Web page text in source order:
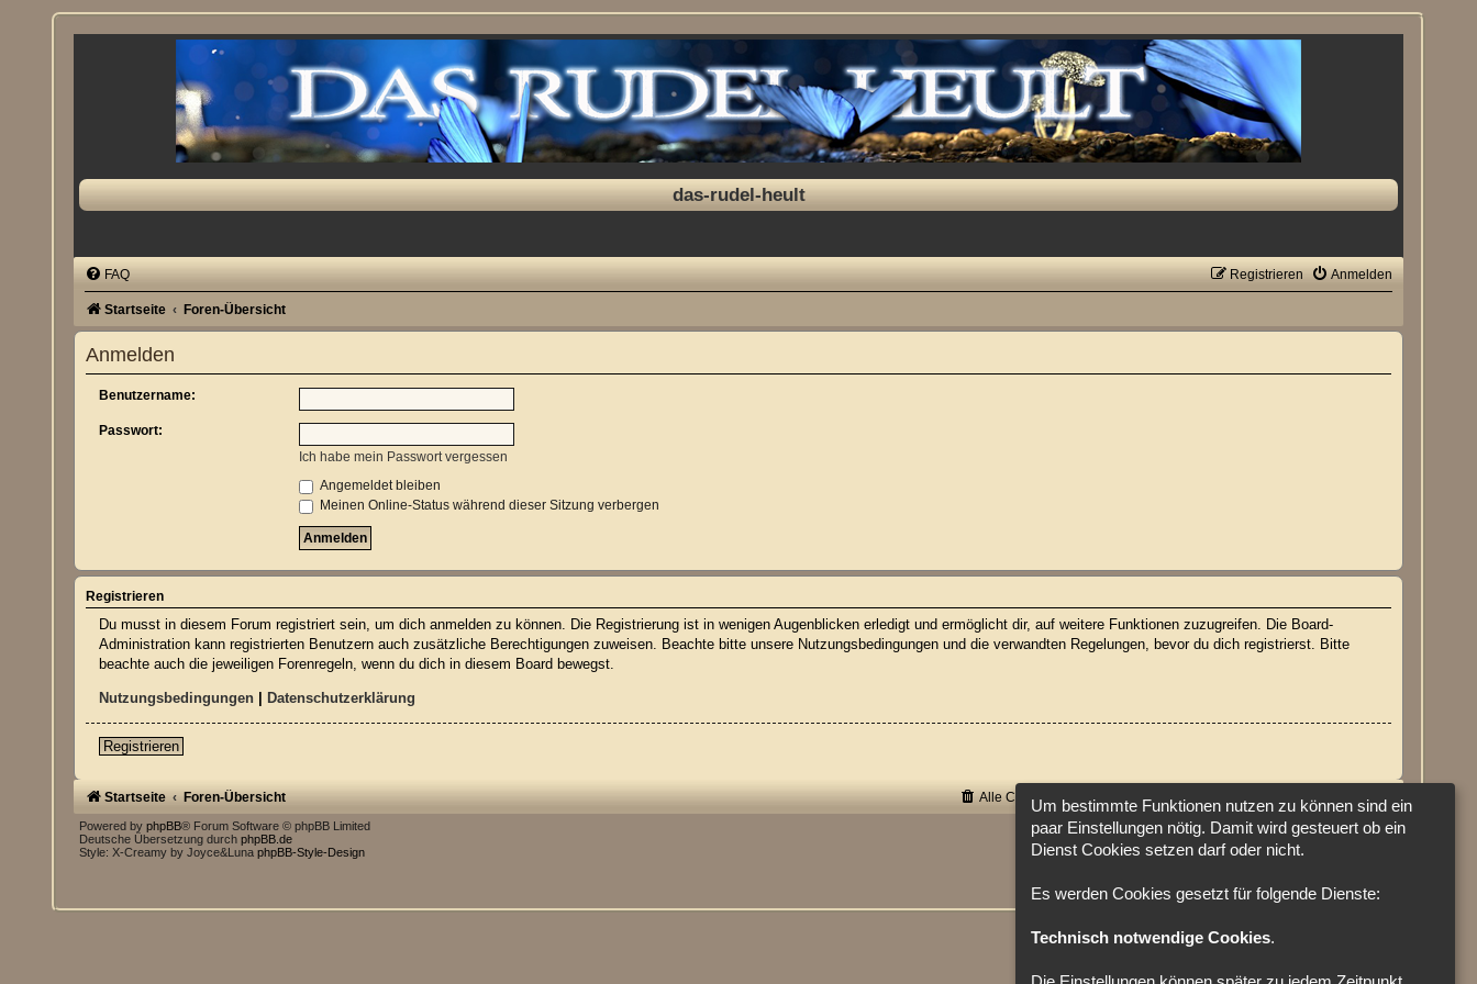
das-rudel-heult
FAQ Anmelden
Registrieren
Startseite Foren-Übersicht
Anmelden
Benutzername:
Passwort:
Ich habe mein Passwort vergessen
Angemeldet bleiben
Meinen Online-Status während dieser Sitzung verbergen
Registrieren
Du musst in diesem Forum registriert sein, um dich anmelden zu können. Die Registrierung ist in wenigen Augenblicken erledigt und ermöglicht dir, auf weitere Funktionen zuzugreifen. Die Board-
Administration kann registrierten Benutzern auch zusätzliche Berechtigungen zuweisen. Beachte bitte unsere Nutzungsbedingungen und die verwandten Regelungen, bevor du dich registrierst. Bitte
beachte auch die jeweiligen Forenregeln, wenn du dich in diesem Board bewegst.
Nutzungsbedingungen Datenschutzerklärung
Registrieren
Startseite Foren-Übersicht Alle Zeiten sind UTC
Cookie-Einstellungen
Alle Cookies löschen
Powered byphpBB® Forum Software © phpBB Limited
Deutsche Übersetzung durchphpBB.de
Style: X-Creamy by Joyce&LunaphpBB-Style-Design
Um bestimmte Funktionen nutzen zu können sind ein
paar Einstellungen nötig. Damit wird gesteuert ob ein
Dienst Cookies setzen darf oder nicht.
Es werden Cookies gesetzt für folgende Dienste:
Technisch notwendige Cookies.